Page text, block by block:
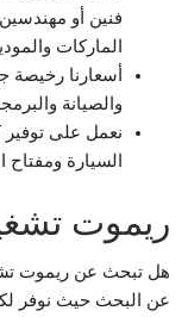
فنين أو
الماركات
أسعارنا
والصيانة
نعمل على توفير
السيارة ومفتاح
ريموت
هل تبحث عن ريموت
عن البحث حيث نوفر